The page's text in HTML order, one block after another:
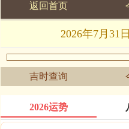
黄历查询
返回首页
2026年7月31
吉时查询
2026运势